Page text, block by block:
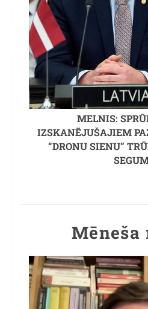
MELNIS:
IZSKANĒJUŠAJIEM
“DRONU SIENU”